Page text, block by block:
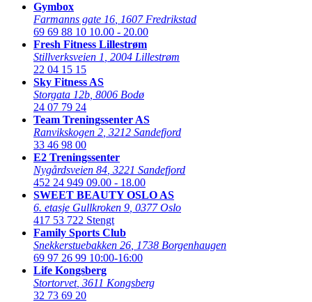
Gymbox
Farmanns gate 16 1607 Fredrikstad
69 69 88 10 10.00 - 20.00
Fresh Fitness Lillestrøm
Stillverksveien 1 2004 Lillestrøm
22 04 15 15
Sky Fitness AS
Storgata 12b 8006 Bodø
24 07 79 24
Team Treningssenter AS
Ranvikskogen 2 3212 Sandefjord
33 46 98 00
E2 Treningssenter
Nygårdsveien 84 3221 Sandefjord
452 24 949 09.00 - 18.00
SWEET BEAUTY OSLO AS
6. etasje Gullkroken 9 0377 Oslo
417 53 722 Stengt
Family Sports Club
Snekkerstuebakken 26 1738 Borgenhaugen
69 97 26 99 10:00-16:00
Life Kongsberg
Stortorvet, 3611 Kongsberg
32 73 69 20